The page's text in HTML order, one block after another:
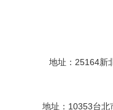
地址：25164新
地址：10353台北